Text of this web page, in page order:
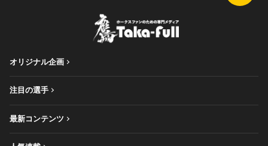
オリジナル企画
注目の選手
最新コンテンツ